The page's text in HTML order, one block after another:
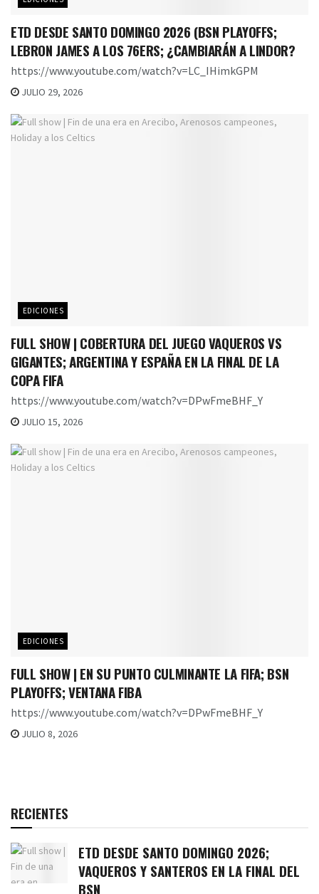
ETD DESDE SANTO DOMINGO 2026 (BSN PLAYOFFS;
LEBRON JAMES A LOS 76ERS; ¿CAMBIARÁN A LINDOR?
https://www.youtube.com/watch?v=LC_IHimkGPM
JULIO 29, 2026
EDICIONES
FULL SHOW | COBERTURA DEL JUEGO VAQUEROS VS
GIGANTES; ARGENTINA Y ESPAÑA EN LA FINAL DE LA
COPA FIFA
https://www.youtube.com/watch?v=DPwFmeBHF_Y
JULIO 15, 2026
EDICIONES
FULL SHOW | EN SU PUNTO CULMINANTE LA FIFA; BSN
PLAYOFFS; VENTANA FIBA
https://www.youtube.com/watch?v=DPwFmeBHF_Y
JULIO 8, 2026
RECIENTES
ETD DESDE SANTO DOMINGO 2026;
VAQUEROS Y SANTEROS EN LA FINAL DEL
BSN